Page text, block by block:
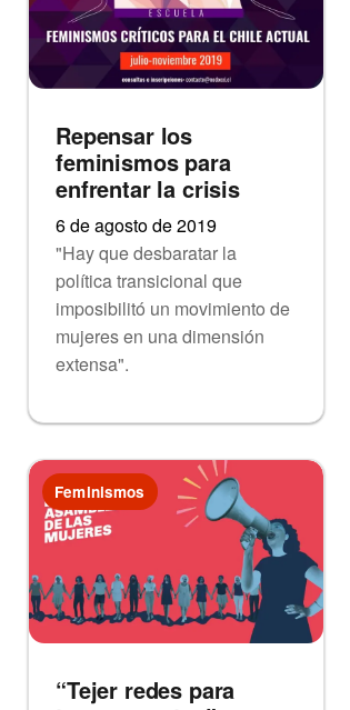
Repensar los
feminismos para
enfrentar la crisis
6 de agosto de 2019
"Hay que desbaratar la
política transicional que
imposibilitó un movimiento de
mujeres en una dimensión
extensa".
Feminismos
“Tejer redes para